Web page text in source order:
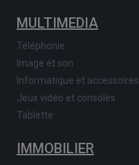
MULTIMEDIA
Téléphonie
Image et son
Informatique et accessoires
Jeux vidéo et consoles
Tablette
IMMOBILIER